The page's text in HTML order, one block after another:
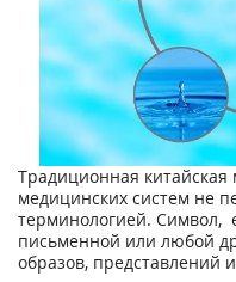
Традиционная
медицинских систем не
терминологией. Символ,
письменной или любой
образов, представлений